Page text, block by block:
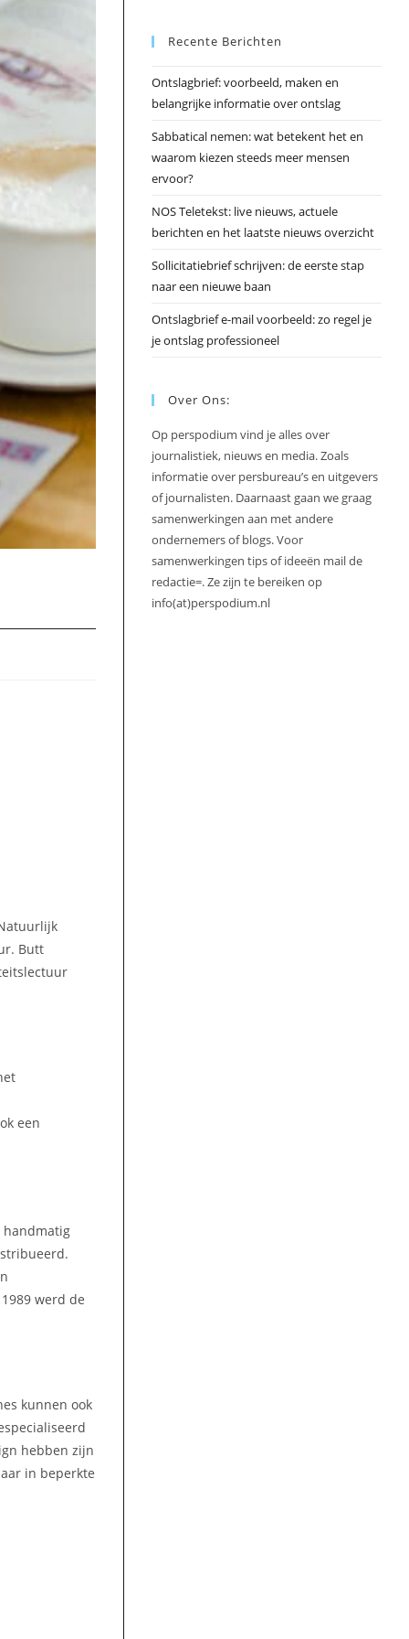
Butt
een
handmatig
werd de
kunnen ook
hebben zijn
in beperkte
Recente Berichten
Ontslagbrief: voorbeeld, maken en
belangrijke informatie over ontslag
Sabbatical nemen: wat betekent het en
waarom kiezen steeds meer mensen
ervoor?
NOS Teletekst: live nieuws, actuele
berichten en het laatste nieuws overzicht
Sollicitatiebrief schrijven: de eerste stap
naar een nieuwe baan
Ontslagbrief e-mail voorbeeld: zo regel je
je ontslag professioneel
Over Ons:
Op perspodium vind je alles over
journalistiek, nieuws en media. Zoals
informatie over persbureau’s en uitgevers
of journalisten. Daarnaast gaan we graag
samenwerkingen aan met andere
ondernemers of blogs. Voor
samenwerkingen tips of ideeën mail de
redactie=. Ze zijn te bereiken op
info(at)perspodium.nl